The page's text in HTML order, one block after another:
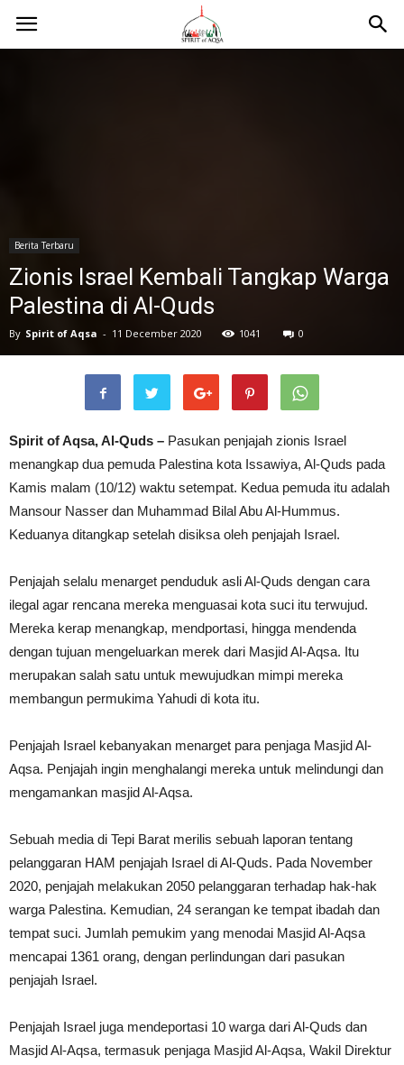
Berita Terbaru
Zionis Israel Kembali Tangkap Warga
Palestina di Al-Quds
By Spirit of Aqsa - 11 December 2020 1041 0
Spirit of Aqsa, Al-Quds – Pasukan penjajah zionis Israel
menangkap dua pemuda Palestina kota Issawiya, Al-Quds pada
Kamis malam (10/12) waktu setempat. Kedua pemuda itu adalah
Mansour Nasser dan Muhammad Bilal Abu Al-Hummus.
Keduanya ditangkap setelah disiksa oleh penjajah Israel.
Penjajah selalu menarget penduduk asli Al-Quds dengan cara
ilegal agar rencana mereka menguasai kota suci itu terwujud.
Mereka kerap menangkap, mendportasi, hingga mendenda
dengan tujuan mengeluarkan merek dari Masjid Al-Aqsa. Itu
merupakan salah satu untuk mewujudkan mimpi mereka
membangun permukima Yahudi di kota itu.
Penjajah Israel kebanyakan menarget para penjaga Masjid Al-
Aqsa. Penjajah ingin menghalangi mereka untuk melindungi dan
mengamankan masjid Al-Aqsa.
Sebuah media di Tepi Barat merilis sebuah laporan tentang
pelanggaran HAM penjajah Israel di Al-Quds. Pada November
2020, penjajah melakukan 2050 pelanggaran terhadap hak-hak
warga Palestina. Kemudian, 24 serangan ke tempat ibadah dan
tempat suci. Jumlah pemukim yang menodai Masjid Al-Aqsa
mencapai 1361 orang, dengan perlindungan dari pasukan
penjajah Israel.
Penjajah Israel juga mendeportasi 10 warga dari Al-Quds dan
Masjid Al-Aqsa, termasuk penjaga Masjid Al-Aqsa, Wakil Direktur